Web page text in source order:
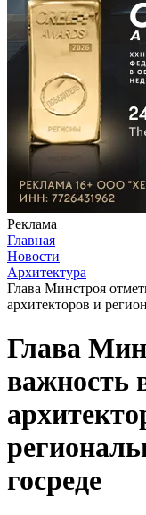
Реклама
Главная
Новости
Архитектура
Глава Минстроя
архитекторов и
Глава
важность
госреде